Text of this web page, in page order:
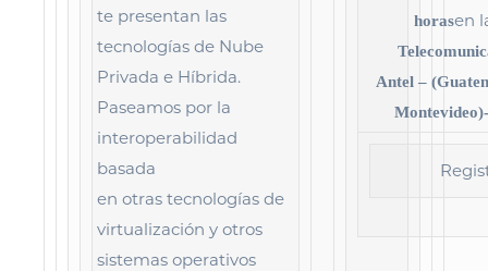
te presentan las
tecnologías de Nube
Privada e Híbrida.
Paseamos por la
interoperabilidad
basada
en otras tecnologías de
virtualización y otros
sistemas operativos
horasen
Antel –